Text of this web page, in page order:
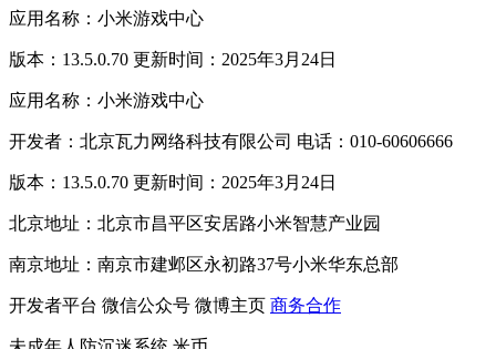
应用名称：小米游戏中心
版本：13.5.0.70 更新时间：2025年3月24日
应用名称：小米游戏中心
开发者：北京瓦力网络科技有限公司 电话：010-60606666
版本：13.5.0.70 更新时间：2025年3月24日
北京地址：北京市昌平区安居路小米智慧产业园
南京地址：南京市建邺区永初路37号小米华东总部
开发者平台 微信公众号 微博主页 商务合作